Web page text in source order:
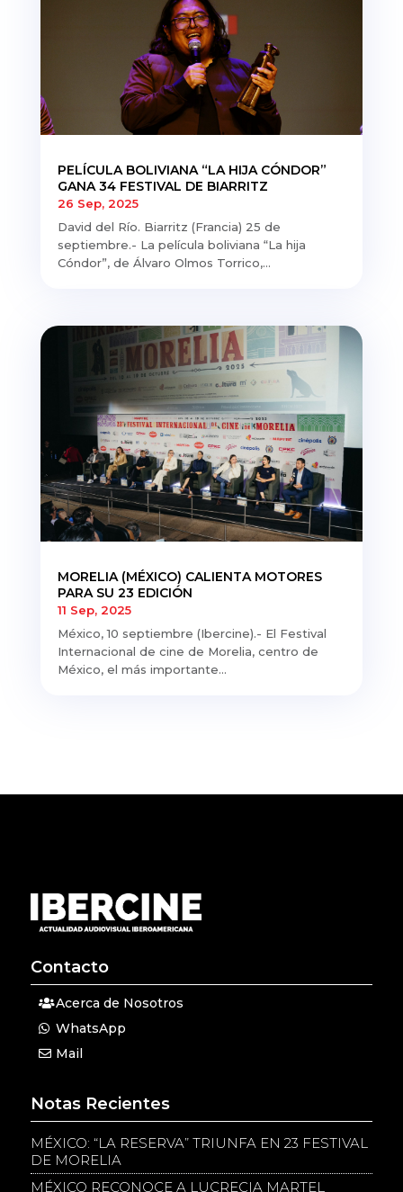
PELÍCULA BOLIVIANA “LA HIJA CÓNDOR”
GANA 34 FESTIVAL DE BIARRITZ
26 Sep, 2025
David del Río. Biarritz (Francia) 25 de
septiembre.- La película boliviana “La hija
Cóndor”, de Álvaro Olmos Torrico,...
MORELIA (MÉXICO) CALIENTA MOTORES
PARA SU 23 EDICIÓN
11 Sep, 2025
México, 10 septiembre (Ibercine).- El Festival
Internacional de cine de Morelia, centro de
México, el más importante...
Contacto
Acerca de Nosotros
WhatsApp
Mail
Notas Recientes
MÉXICO: “LA RESERVA” TRIUNFA EN 23 FESTIVAL
DE MORELIA
MÉXICO RECONOCE A LUCRECIA MARTEL